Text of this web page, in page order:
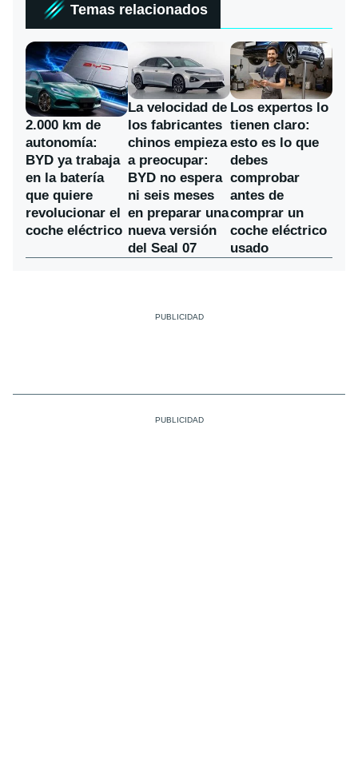
Temas relacionados
2.000 km de
autonomía:
BYD ya trabaja
en la batería
que quiere
revolucionar el
coche eléctrico
La velocidad de
los fabricantes
chinos empieza
a preocupar:
BYD no espera
ni seis meses
en preparar una
nueva versión
del Seal 07
Los expertos lo
tienen claro:
esto es lo que
debes
comprobar
antes de
comprar un
coche eléctrico
usado